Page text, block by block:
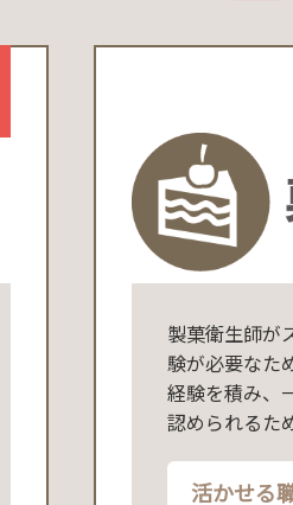
製菓衛生師が
験が必要なた
経験を積み、
認められるた
活かせる